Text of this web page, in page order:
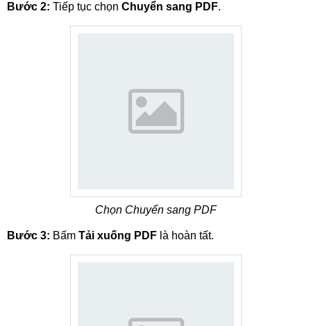
Bước 2: Tiếp tục chọn Chuyển sang PDF.
Chọn Chuyển sang PDF
Bước 3: Bấm Tải xuống PDF là hoàn tất.